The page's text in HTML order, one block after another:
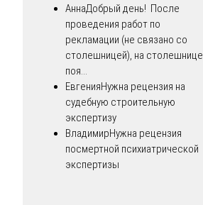
АннаДобрый день! После
проведения работ по
рекламации (не связано со
столешницей), на столешнице
поя...
ЕвгенияНужна рецензия на
судебную строительную
экспертизу
ВладимирНужна рецензия
посмертной психиатрической
экспертизы